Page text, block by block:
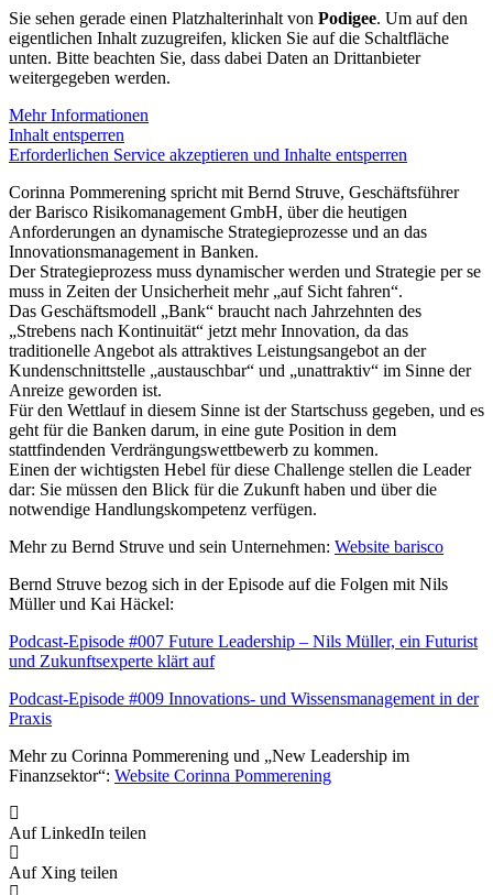
Sie sehen gerade einen Platzhalterinhalt von Podigee. Um auf den
eigentlichen Inhalt zuzugreifen, klicken Sie auf die Schaltfläche
unten. Bitte beachten Sie, dass dabei Daten an Drittanbieter
weitergegeben werden.
Mehr Informationen
Inhalt entsperren
Erforderlichen Service akzeptieren und Inhalte entsperren
Corinna Pommerening spricht mit Bernd Struve, Geschäftsführer
der Barisco Risikomanagement GmbH, über die heutigen
Anforderungen an dynamische Strategieprozesse und an das
Innovationsmanagement in Banken.
Der Strategieprozess muss dynamischer werden und Strategie per se
muss in Zeiten der Unsicherheit mehr „auf Sicht fahren“.
Das Geschäftsmodell „Bank“ braucht nach Jahrzehnten des
„Strebens nach Kontinuität“ jetzt mehr Innovation, da das
traditionelle Angebot als attraktives Leistungsangebot an der
Kundenschnittstelle „austauschbar“ und „unattraktiv“ im Sinne der
Anreize geworden ist.
Für den Wettlauf in diesem Sinne ist der Startschuss gegeben, und es
geht für die Banken darum, in eine gute Position in dem
stattfindenden Verdrängungswettbewerb zu kommen.
Einen der wichtigsten Hebel für diese Challenge stellen die Leader
dar: Sie müssen den Blick für die Zukunft haben und über die
notwendige Handlungskompetenz verfügen.
Mehr zu Bernd Struve und sein Unternehmen: Website barisco
Bernd Struve bezog sich in der Episode auf die Folgen mit Nils
Müller und Kai Häckel:
Podcast-Episode #007 Future Leadership – Nils Müller, ein Futurist
und Zukunftsexperte klärt auf
Podcast-Episode #009 Innovations- und Wissensmanagement in der
Praxis
Mehr zu Corinna Pommerening und „New Leadership im
Finanzsektor“: Website Corinna Pommerening
Auf LinkedIn teilen
Auf Xing teilen